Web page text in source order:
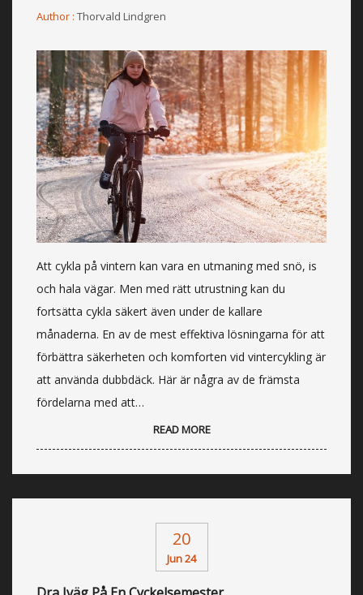
Author : Thorvald Lindgren
Att cykla på vintern kan vara en utmaning med snö, is
och hala vägar. Men med rätt utrustning kan du
fortsätta cykla säkert även under de kallare
månaderna. En av de mest effektiva lösningarna för att
förbättra säkerheten och komforten vid vintercykling är
att använda dubbdäck. Här är några av de främsta
fördelarna med att…
READ MORE
20
Jun 24